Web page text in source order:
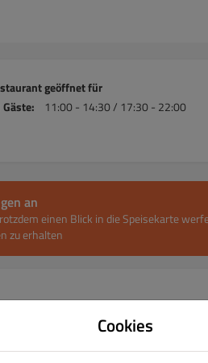
geöffnet für
Gäste:
11:00 - 14:30 / 17:30 - 22:00
an
einen Blick in die Speisekarte
zu erhalten
Cookies